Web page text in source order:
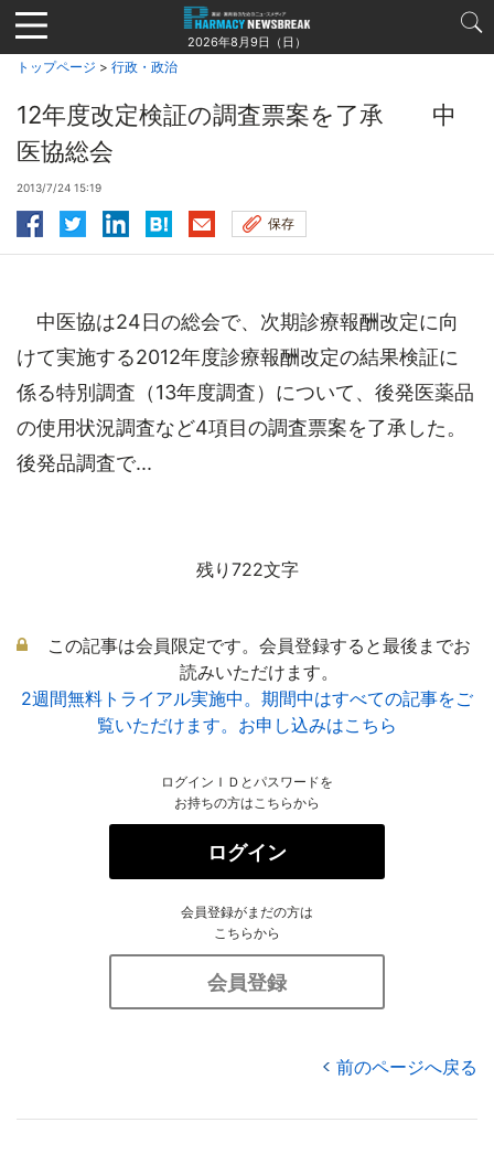
Jump
to
navigation
2026年8月9日（日）
トップページ > 行政・政治
12年度改定検証の調査票案を了承 中
医協総会
2013/7/24 15:19
保存
中医協は24日の総会で、次期診療報酬改定に向
けて実施する2012年度診療報酬改定の結果検証に
係る特別調査（13年度調査）について、後発医薬品
の使用状況調査など4項目の調査票案を了承した。
後発品調査で...
残り722文字
この記事は会員限定です。会員登録すると最後までお
読みいただけます。
2週間無料トライアル実施中。期間中はすべての記事をご
覧いただけます。お申し込みはこちら
ログインＩＤとパスワードを
お持ちの方はこちらから
ログイン
会員登録がまだの方は
こちらから
会員登録
前のページへ戻る